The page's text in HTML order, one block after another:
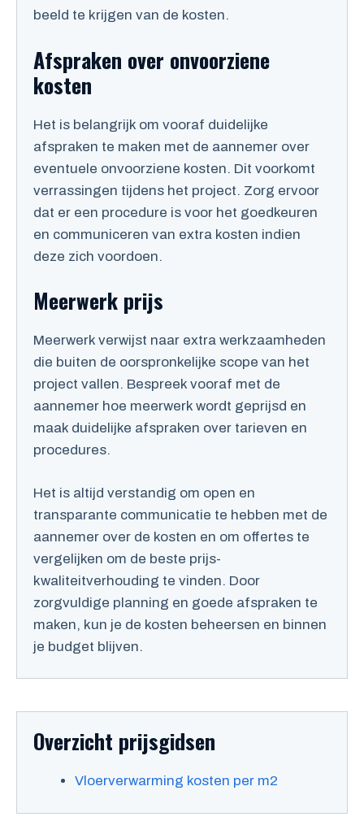
beeld te krijgen van de kosten.
Afspraken over onvoorziene
kosten
Het is belangrijk om vooraf duidelijke
afspraken te maken met de aannemer over
eventuele onvoorziene kosten. Dit voorkomt
verrassingen tijdens het project. Zorg ervoor
dat er een procedure is voor het goedkeuren
en communiceren van extra kosten indien
deze zich voordoen.
Meerwerk prijs
Meerwerk verwijst naar extra werkzaamheden
die buiten de oorspronkelijke scope van het
project vallen. Bespreek vooraf met de
aannemer hoe meerwerk wordt geprijsd en
maak duidelijke afspraken over tarieven en
procedures.
Het is altijd verstandig om open en
transparante communicatie te hebben met de
aannemer over de kosten en om offertes te
vergelijken om de beste prijs-
kwaliteitverhouding te vinden. Door
zorgvuldige planning en goede afspraken te
maken, kun je de kosten beheersen en binnen
je budget blijven.
Overzicht prijsgidsen
Vloerverwarming kosten per m2